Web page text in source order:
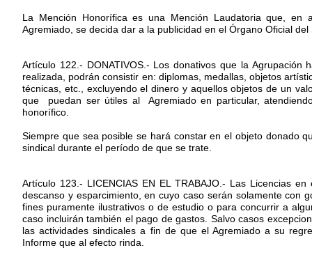
La Mención Honorífica es una Mención Laudatoria que,
Agremiado, se decida dar a la publicidad en el Órgano Oficial del
Artículo 122.- DONATIVOS.- Los donativos que la
realizada, podrán consistir en: diplomas, medallas, objetos
técnicas, etc., excluyendo el dinero y aquellos objetos de un
que puedan ser útiles al Agremiado en particular,
honorífico.
Siempre que sea posible se hará constar en el objeto donado
sindical durante el período de que se trate.
Artículo 123.- LICENCIAS EN EL TRABAJO.- Las Licencias
descanso y esparcimiento, en cuyo caso serán solamente con
fines puramente ilustrativos o de estudio o para concurrir a
caso incluirán también el pago de gastos. Salvo casos
las actividades sindicales a fin de que el Agremiado a su
Informe que al efecto rinda.